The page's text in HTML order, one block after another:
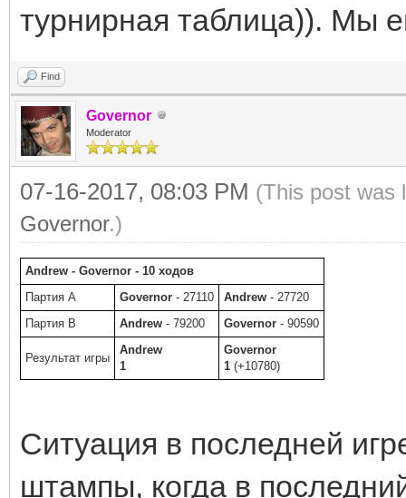
турнирная таблица)). Мы
Find
Governor
Moderator
07-16-2017, 08:03 PM (This post was
Governor.)
Andrew - Governor - 10 ходов
Партия A
Governor - 27110 Andrew - 27720
Партия B
Andrew - 79200 Governor - 90590
Результат игры
Andrew
1
Governor
1 (+10780)
Ситуация в последней
штампы, когда в